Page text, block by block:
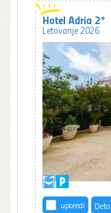
Hotel Adria 2*
Letovanje 2026
uporedi